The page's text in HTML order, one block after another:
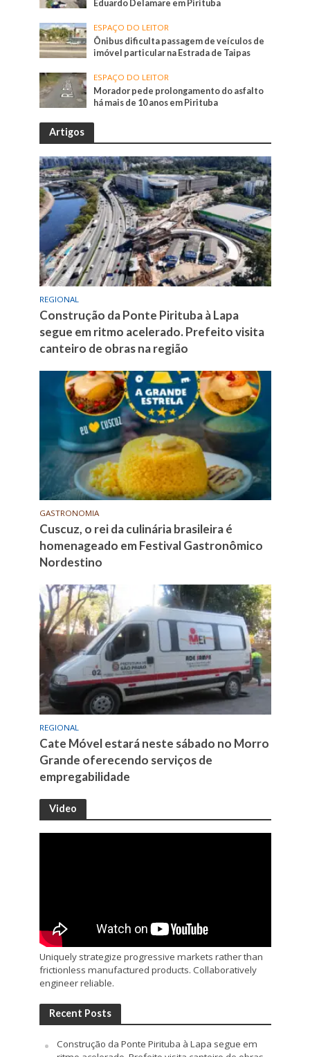
Eduardo Delamare em Pirituba
ESPAÇO DO LEITOR
Ônibus dificulta passagem de veículos de
imóvel particular na Estrada de Taipas
ESPAÇO DO LEITOR
Morador pede prolongamento do asfalto
há mais de 10 anos em Pirituba
Artigos
REGIONAL
Construção da Ponte Pirituba à Lapa
segue em ritmo acelerado. Prefeito visita
canteiro de obras na região
GASTRONOMIA
Cuscuz, o rei da culinária brasileira é
homenageado em Festival Gastronômico
Nordestino
REGIONAL
Cate Móvel estará neste sábado no Morro
Grande oferecendo serviços de
empregabilidade
Video
Uniquely strategize progressive markets rather than
frictionless manufactured products. Collaboratively
engineer reliable.
Recent Posts
Construção da Ponte Pirituba à Lapa segue em